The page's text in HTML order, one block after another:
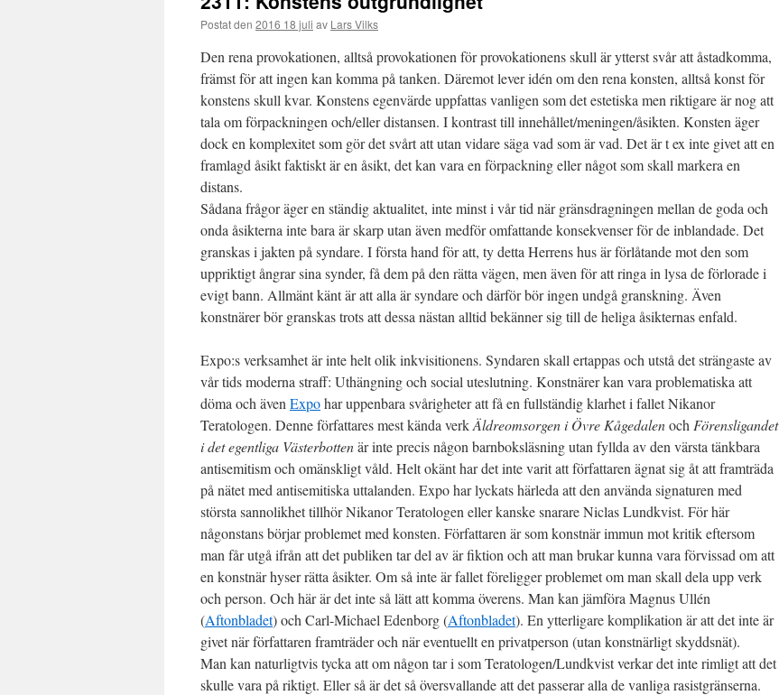
Postat den 2016 18 juli av Lars Vilks
Den rena provokationen, alltså provokationen för provokationens skull är ytterst svår att åstadkomma,
främst för att ingen kan komma på tanken. Däremot lever idén om den rena konsten, alltså konst för
konstens skull kvar. Konstens egenvärde uppfattas vanligen som det estetiska men riktigare är nog att
tala om förpackningen och/eller distansen. I kontrast till innehållet/meningen/åsikten. Konsten äger
dock en komplexitet som gör det svårt att utan vidare säga vad som är vad. Det är t ex inte givet att en
framlagd åsikt faktiskt är en åsikt, det kan vara en förpackning eller något som skall markera en
distans.
Sådana frågor äger en ständig aktualitet, inte minst i vår tid när gränsdragningen mellan de goda och
onda åsikterna inte bara är skarp utan även medför omfattande konsekvenser för de inblandade. Det
granskas i jakten på syndare. I första hand för att, ty detta Herrens hus är förlåtande mot den som
uppriktigt ångrar sina synder, få dem på den rätta vägen, men även för att ringa in lysa de förlorade i
evigt bann. Allmänt känt är att alla är syndare och därför bör ingen undgå granskning. Även
konstnärer bör granskas trots att dessa nästan alltid bekänner sig till de heliga åsikternas enfald.
Expo:s verksamhet är inte helt olik inkvisitionens. Syndaren skall ertappas och utstå det strängaste av
vår tids moderna straff: Uthängning och social uteslutning. Konstnärer kan vara problematiska att
döma och även Expohar uppenbara svårigheter att få en fullständig klarhet i fallet Nikanor
Teratologen. Denne författares mest kända verkÄldreomsorgen i Övre Kågedalenoch Förensligandet
i det egentliga Västerbottenär inte precis någon barnboksläsning utan fyllda av den värsta tänkbara
antisemitism och omänskligt våld. Helt okänt har det inte varit att författaren ägnat sig åt att framträda
på nätet med antisemitiska uttalanden. Expo har lyckats härleda att den använda signaturen med
största sannolikhet tillhör Nikanor Teratologen eller kanske snarare Niclas Lundkvist. För här
någonstans börjar problemet med konsten. Författaren är som konstnär immun mot kritik eftersom
man får utgå ifrån att det publiken tar del av är fiktion och att man brukar kunna vara förvissad om att
en konstnär hyser rätta åsikter. Om så inte är fallet föreligger problemet om man skall dela upp verk
och person. Och här är det inte så lätt att komma överens. Man kan jämföra Magnus Ullén
(Aftonbladet) och Carl-Michael Edenborg (Aftonbladet). En ytterligare komplikation är att det inte är
givet när författaren framträder och när eventuellt en privatperson (utan konstnärligt skyddsnät).
Man kan naturligtvis tycka att om någon tar i som Teratologen/Lundkvist verkar det inte rimligt att det
skulle vara på riktigt. Eller så är det så översvallande att det passerar alla de vanliga rasistgränserna.